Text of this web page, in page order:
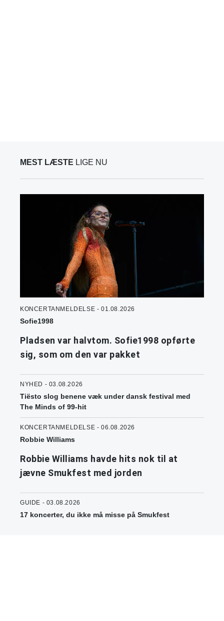
MEST LÆSTE LIGE NU
KONCERTANMELDELSE - 01.08.2026
Sofie1998
Pladsen var halvtom. Sofie1998 opførte
sig, som om den var pakket
NYHED - 03.08.2026
Tiësto slog benene væk under dansk festival med
The Minds of 99-hit
KONCERTANMELDELSE - 06.08.2026
Robbie Williams
Robbie Williams havde hits nok til at
jævne Smukfest med jorden
GUIDE - 03.08.2026
17 koncerter, du ikke må misse på Smukfest